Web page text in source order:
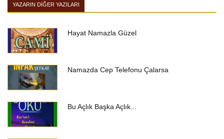
YAZARIN DIĞER YAZILARI
Hayat Namazla Güzel
Namazda Cep Telefonu Çalarsa
Bu Açlık Başka Açlık...